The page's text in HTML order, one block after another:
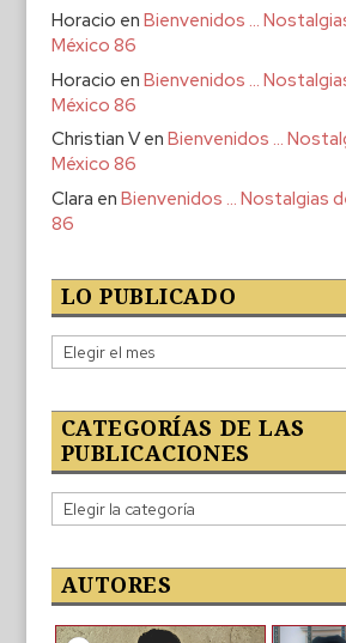
Horacio en Bienvenidos …
México 86
Horacio en Bienvenidos …
México 86
Christian Ven Bienvenidos …
México 86
Clara en Bienvenidos … Nostalgias
86
LO PUBLICADO
Lo
publicado
CATEGORÍAS DE LAS
PUBLICACIONES
Categorías
de
publicaciones
AUTORES